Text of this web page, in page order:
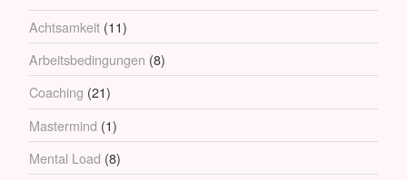
Achtsamkeit (11)
Arbeitsbedingungen (8)
Coaching (21)
Mastermind (1)
Mental Load (8)